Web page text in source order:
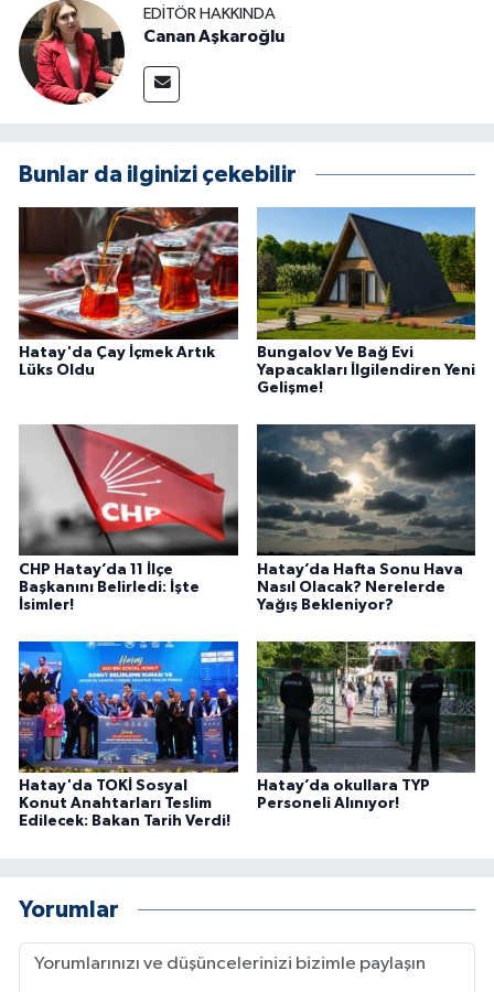
EDITÖR HAKKINDA
Canan Aşkaroğlu
Bunlar da ilginizi çekebilir
Hatay'da Çay İçmek Artık
Lüks Oldu
Bungalov Ve Bağ Evi
Yapacakları İlgilendiren Yeni
Gelişme!
CHP Hatay’da 11 İlçe
Başkanını Belirledi: İşte
İsimler!
Hatay’da Hafta Sonu Hava
Nasıl Olacak? Nerelerde
Yağış Bekleniyor?
Hatay'da TOKİ Sosyal
Konut Anahtarları Teslim
Edilecek: Bakan Tarih Verdi!
Hatay’da okullara TYP
Personeli Alınıyor!
Yorumlar